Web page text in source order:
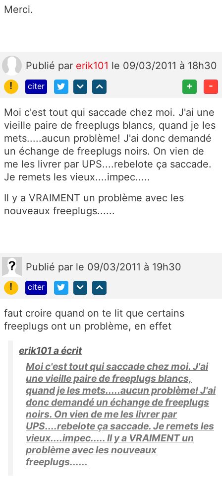
Merci.
Publié par erik101 le 09/03/2011 à 18h30
!
citer + -
Moi c'est tout qui saccade chez moi. J'ai une
vieille paire de freeplugs blancs, quand je les
mets.....aucun problème! J'ai donc demandé
un échange de freeplugs noirs. On vien de
me les livrer par UPS....rebelote ça saccade.
Je remets les vieux....impec.....
Il y a VRAIMENT un problème avec les
nouveaux freeplugs......
Publié par le 09/03/2011 à 19h30
!
citer
faut croire quand on te lit que certains
freeplugs ont un problème, en effet
erik101 a écrit
Moi c'est tout qui saccade chez moi. J'ai
une vieille paire de freeplugs blancs,
quand je les mets.....aucun problème! J'ai
donc demandé un échange de freeplugs
noirs. On vien de me les livrer par
UPS....rebelote ça saccade. Je remets les
vieux....impec..... Il y a VRAIMENT un
problème avec les nouveaux
freeplugs......